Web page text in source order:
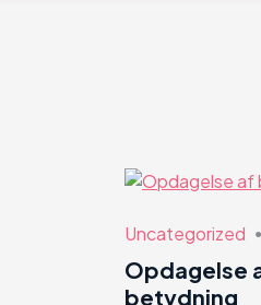
Uncategorized ●
Opdagelse
betydning